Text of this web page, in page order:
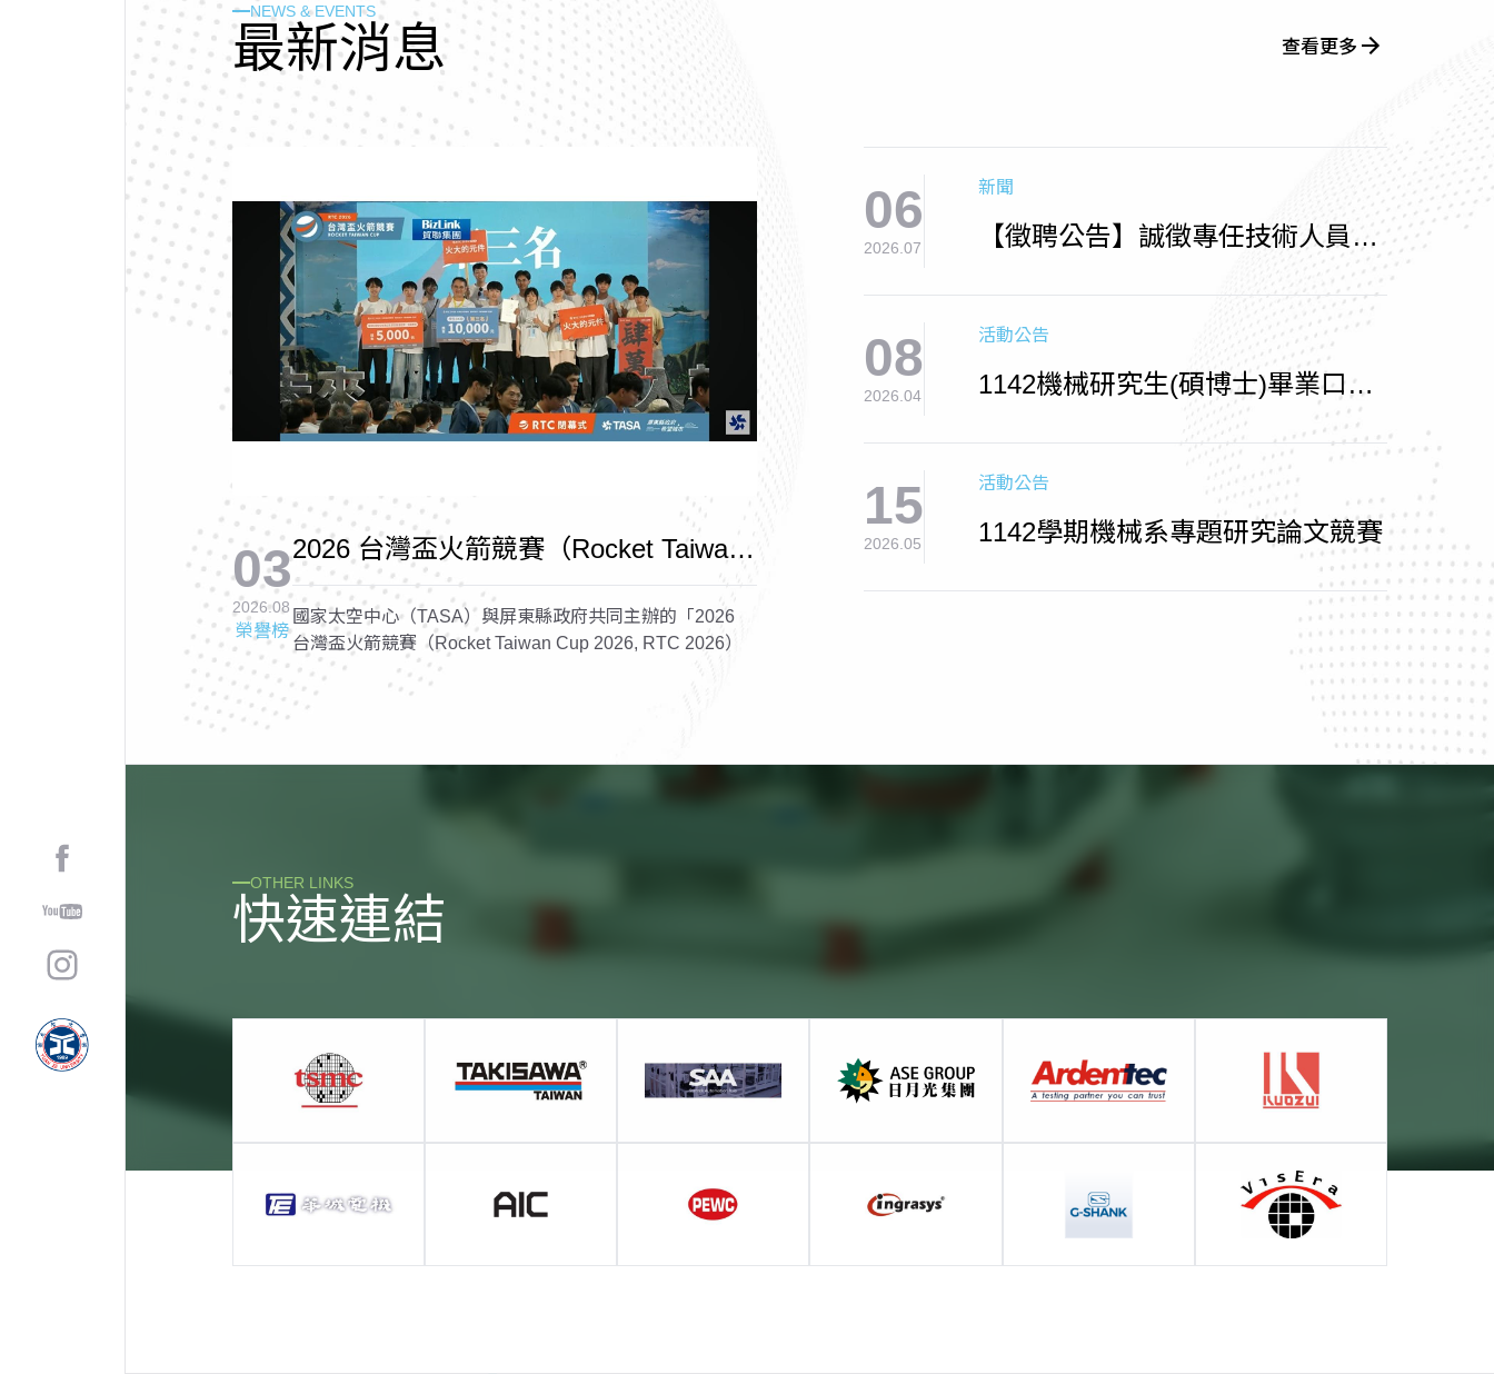
NEWS & EVENTS
最新消息 查看更多
03
2026.08
榮譽榜
2026 台灣盃火箭競賽（Rocket Taiwan
Cup 2026, RTC 2026）
國家太空中心（TASA）與屏東縣政府共同主辦的「2026
台灣盃火箭競賽（Rocket Taiwan Cup 2026, RTC 2026）
06
2026.07
新聞
【徵聘公告】誠徵專任技術人員
08
2026.04
活動公告
1142機械研究生(碩博士)畢業口試
15
2026.05
活動公告
1142學期機械系專題研究論文競賽
OTHER LINKS
快速連結